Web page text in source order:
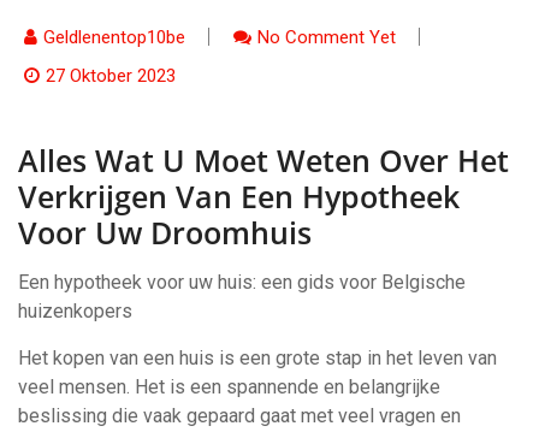
Geldlenentop10be
No Comment Yet
27 Oktober 2023
Alles Wat U Moet Weten Over Het
Verkrijgen Van Een Hypotheek
Voor Uw Droomhuis
Een hypotheek voor uw huis: een gids voor Belgische
huizenkopers
Het kopen van een huis is een grote stap in het leven van
veel mensen. Het is een spannende en belangrijke
beslissing die vaak gepaard gaat met veel vragen en